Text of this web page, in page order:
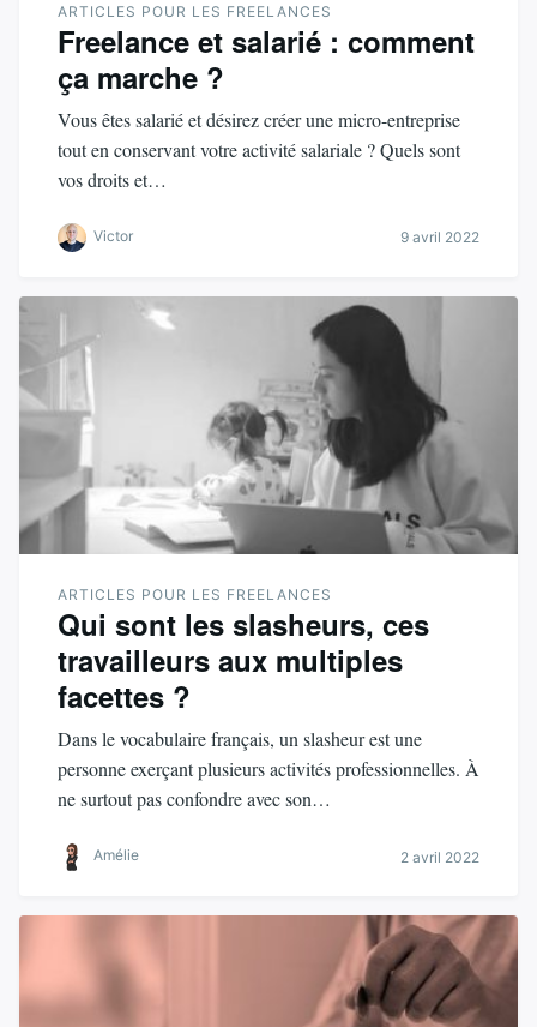
ARTICLES POUR LES FREELANCES
Freelance et salarié : comment
ça marche ?
Vous êtes salarié et désirez créer une micro-entreprise
tout en conservant votre activité salariale ? Quels sont
vos droits et…
Victor 9 avril 2022
ARTICLES POUR LES FREELANCES
Qui sont les slasheurs, ces
travailleurs aux multiples
facettes ?
Dans le vocabulaire français, un slasheur est une
personne exerçant plusieurs activités professionnelles. À
ne surtout pas confondre avec son…
Amélie 2 avril 2022